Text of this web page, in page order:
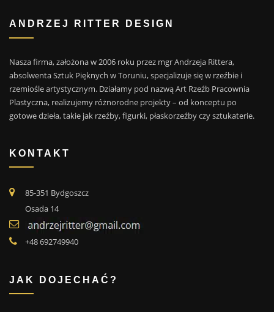
ANDRZEJ RITTER DESIGN
Nasza firma, założona w 2006 roku przez mgr Andrzeja Rittera,
absolwenta Sztuk Pięknych w Toruniu, specjalizuje się w rzeźbie i
rzemiośle artystycznym. Działamy pod nazwą Art Rzeźb Pracownia
Plastyczna, realizujemy różnorodne projekty – od konceptu po
gotowe dzieła, takie jak rzeźby, figurki, płaskorzeźby czy sztukaterie.
KONTAKT
85-351 Bydgoszcz
Osada 14
+48 692749940
JAK DOJECHAĆ?